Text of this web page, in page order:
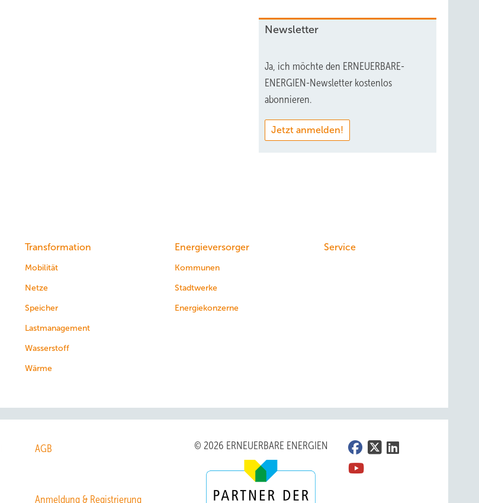
Newsletter
Ja, ich möchte den ERNEUERBARE-
ENERGIEN-Newsletter kostenlos
abonnieren.
Jetzt anmelden!
Transformation
Mobilität
Netze
Speicher
Lastmanagement
Wasserstoff
Wärme
Energieversorger
Kommunen
Stadtwerke
Energiekonzerne
Service
AGB
Anmeldung & Registrierung
© 2026 ERNEUERBARE ENERGIEN